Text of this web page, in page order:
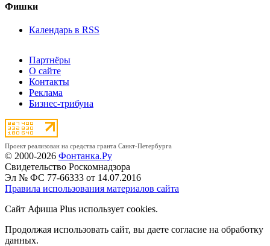
Фишки
Календарь в RSS
Партнёры
О сайте
Контакты
Реклама
Бизнес-трибуна
Проект реализован на средства гранта Санкт-Петербурга
© 2000-2026 Фонтанка.Ру
Свидетельство Роскомнадзора
Эл № ФС 77-66333 от 14.07.2016
Правила использования материалов сайта
Сайт Афиша Plus использует cookies.
Продолжая использовать сайт, вы даете согласие на обработку
данных.